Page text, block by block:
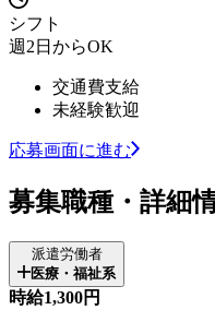
シフト
週2日からOK
交通費支給
未経験歓迎
応募画面に進む
募集職種・詳細
派遣労働者
医療・福祉系
時給1,300円